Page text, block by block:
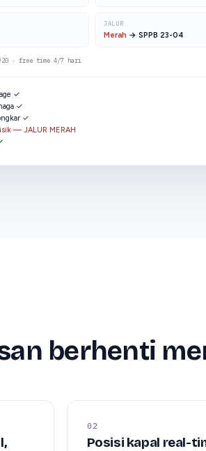
JALUR
Merah → SPPB 23-04
· free time 4/7 hari
✓
✓
✓
— JALUR MERAH
berhenti
02
Posisi kapal real-